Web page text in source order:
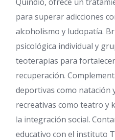
para superar adicciones
alcoholismo y ludopatía.
psicológica individual y
teoterapias para
recuperación.
deportivas como natación
recreativas como teatro y
la integración social.
educativo con el instituto